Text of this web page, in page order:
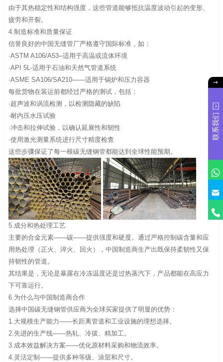
由于其热稳定性和结构强度，这些管道能够抵抗温度波动引起的变形、
疲劳和开裂。
4.制造标准和质量保证
信誉良好的中国无缝管厂严格遵守国际标准，如：
·ASTM A106/A53--适用于高温或流体环境
·API 5L-适用于石油和天然气管道系统
·ASME SA106/SA210——适用于锅炉和压力容器
每批货物在装运前都经过严格的测试，包括：
·超声波和涡流检测，以检测隐藏的缺陷
·耐内压水压试验
·冲击和拉伸试验，以确认延展性和韧性
·使用激光测量系统进行尺寸精度检查
这些步骤保证了每一根碳无缝钢管都能达到全球性能预期。
5.成分和热处理工艺
主要的合金元素——碳——提供强度和硬度。通过严格控制碳含量和应
用热处理（正火、淬火、回火），中国制造商生产出既保持柔韧性又保
持韧性的管道。
其结果是，无论是暴露在冷冻温度还是过热蒸汽下，产品都能在高应力
下可靠运行。
6.为什么与中国制造商合作
选择中国碳无缝钢管供应商为全球买家提供了明显的优势：
1.大规模生产能力——长距离管道和工业设施的理想选择。
2.先进的生产线——热轧、冷拔、精加工。
3.成本效益解决方案——优化原材料采购和物流效率。
4.灵活定制——提供多种等级、涂层和尺寸。
联系我们